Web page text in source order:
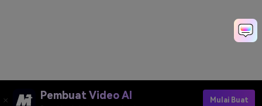
Pembuat Video AI Mulai Buat